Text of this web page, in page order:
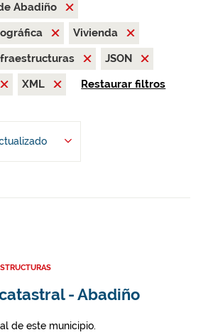
Abadiño
Vivienda
JSON
XML Restaurar filtros
- Abadiño
de este municipio.